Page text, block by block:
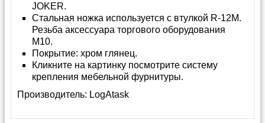
JOKER.
Стальная ножка используется с втулкой R-12M.
Резьба аксессуара торгового оборудования
М10.
Покрытие: хром глянец.
Кликните на картинку посмотрите систему
крепления мебельной фурнитуры.
Производитель: LogAtask